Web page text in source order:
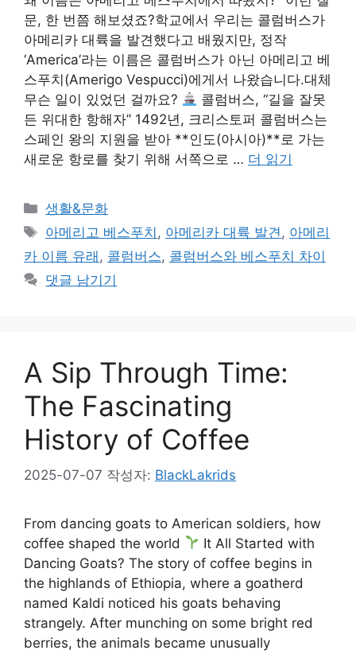
문, 한 번쯤 해보셨죠?학교에서 우리는 콜럼버스가
아메리카 대륙을 발견했다고 배웠지만, 정작
‘America’라는 이름은 콜럼버스가 아닌 아메리고 베
스푸치(Amerigo Vespucci)에게서 나왔습니다.대체
무슨 일이 있었던 걸까요?
콜럼버스, “길을 잘못
든 위대한 항해자” 1492년, 크리스토퍼 콜럼버스는
스페인 왕의 지원을 받아 **인도(아시아)**로 가는
새로운 항로를 찾기 위해 서쪽으로 … 더 읽기
카
테
리
생활&문화
태
그
아메리고 베스푸치 , 아메리카 대륙 발견, 아메리
카 이름 유래 , 콜럼버스, 콜럼버스와 베스푸치 차이
댓글 남기기
A Sip Through Time:
The Fascinating
History of Coffee
2025-07-07 작성자: BlackLakrids
From dancing goats to American soldiers, how
coffee shaped the world
It All Started with
Dancing Goats? The story of coffee begins in
the highlands of Ethiopia, where a goatherd
named Kaldi noticed his goats behaving
strangely. After munching on some bright red
berries, the animals became unusually